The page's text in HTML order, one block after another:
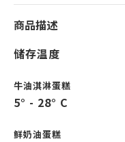
商品描述
储存温度
牛油淇淋蛋糕
5° - 28° C
鲜奶油蛋糕